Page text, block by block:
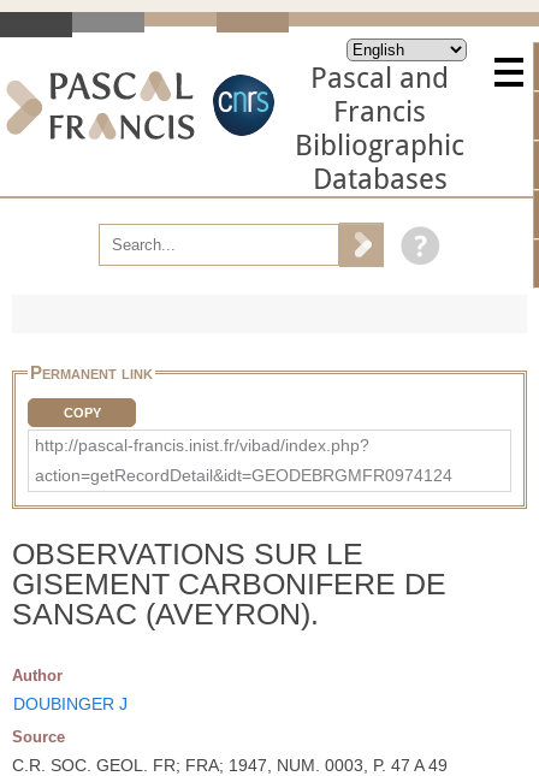
Pascal and
Francis
Bibliographic
Databases
Permanent link
COPY
http://pascal-francis.inist.fr/vibad/index.php?
action=getRecordDetail&idt=GEODEBRGMFR0974124
OBSERVATIONS SUR LE
GISEMENT CARBONIFERE DE
SANSAC (AVEYRON).
Author
DOUBINGER J
Source
C.R. SOC. GEOL. FR; FRA; 1947, NUM. 0003, P. 47 A 49